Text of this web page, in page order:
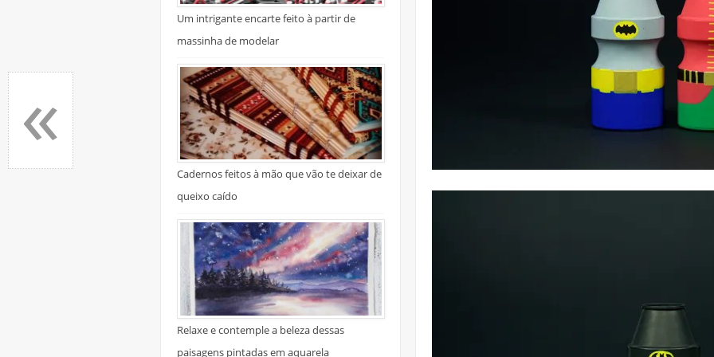
Um intrigante encarte feito à partir de
massinha de modelar
Cadernos feitos à mão que vão te deixar de
queixo caído
Relaxe e contemple a beleza dessas
paisagens pintadas em aquarela
«